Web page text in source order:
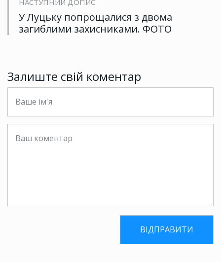
НАСТУПНИЙ ДОПИС
У Луцьку попрощалися з двома
загиблими захисниками. ФОТО
Залиште свій коментар